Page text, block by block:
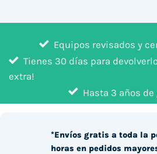
Equipos revisados y
Tienes 30 días para
extra!
Hasta 3 años
*Envíos gratis a toda la
horas en pedidos